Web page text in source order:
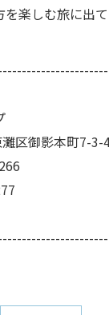
楽しむ旅に出
区御影本町7-3-